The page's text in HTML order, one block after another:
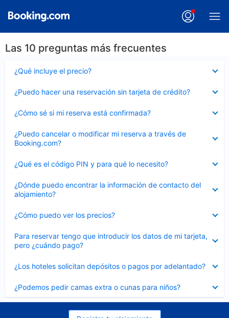
Las 10 preguntas más frecuentes
¿Qué incluye el precio?
cerrado
¿Puedo hacer una reservación sin tarjeta de crédito?
cerrado
¿Cómo sé si mi reserva está confirmada?
cerrado
¿Puedo cancelar o modificar mi reserva a través de
Booking.com?
cerrado
¿Qué es el código PIN y para qué lo necesito?
cerrado
¿Dónde puedo encontrar la información de contacto del
alojamiento?
cerrado
¿Cómo puedo ver los precios?
cerrado
Para reservar tengo que introducir los datos de mi tarjeta,
pero ¿cuándo pago?
cerrado
¿Los hoteles solicitan depósitos o pagos por adelantado?
cerrado
¿Podemos pedir camas extra o cunas para niños?
cerrado